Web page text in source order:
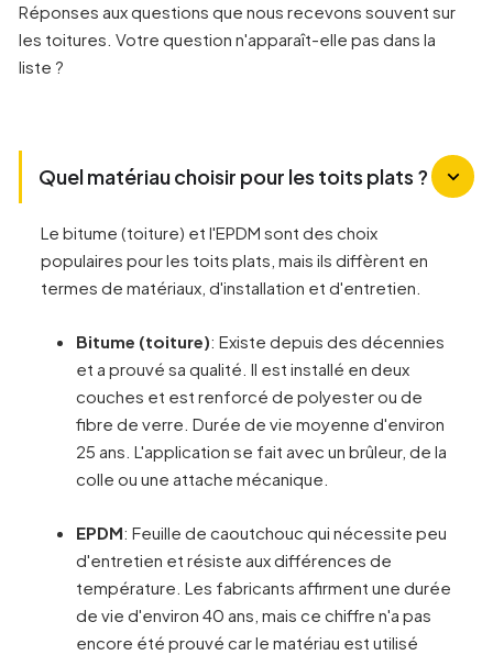
Réponses aux questions que nous recevons souvent sur
les toitures. Votre question n'apparaît-elle pas dans la
liste ?
Quel matériau choisir pour les toits plats ?
Le bitume (toiture) et l'EPDM sont des choix
populaires pour les toits plats, mais ils diffèrent en
termes de matériaux, d'installation et d'entretien.
Bitume (toiture): Existe depuis des décennies
et a prouvé sa qualité. Il est installé en deux
couches et est renforcé de polyester ou de
fibre de verre. Durée de vie moyenne d'environ
25 ans. L'application se fait avec un brûleur, de la
colle ou une attache mécanique.
EPDM: Feuille de caoutchouc qui nécessite peu
d'entretien et résiste aux différences de
température. Les fabricants affirment une durée
de vie d'environ 40 ans, mais ce chiffre n'a pas
encore été prouvé car le matériau est utilisé